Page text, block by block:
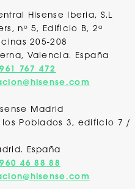
Hisense Iberia, S.L
nº 5, Edificio B, 2ª
205-208
Valencia. España
767 472
Madrid
Poblados 3, edificio 7 /
España
960 46 88 88